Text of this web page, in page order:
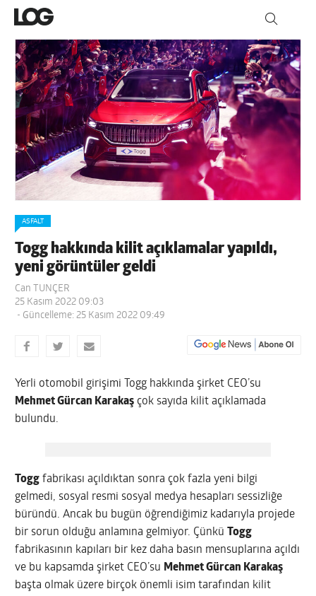
ASFALT
Togg hakkında kilit açıklamalar yapıldı,
yeni görüntüler geldi
Can TUNÇER
25 Kasım 2022 09:03
- Güncelleme: 25 Kasım 2022 09:49
Yerli otomobil girişimi Togg hakkında şirket CEO’su
Mehmet Gürcan Karakaş çok sayıda kilit açıklamada
bulundu.
Togg fabrikası açıldıktan sonra çok fazla yeni bilgi
gelmedi, sosyal resmi sosyal medya hesapları sessizliğe
büründü. Ancak bu bugün öğrendiğimiz kadarıyla projede
bir sorun olduğu anlamına gelmiyor. Çünkü
Togg
fabrikasının kapıları bir kez daha basın mensuplarına açıldı
ve bu kapsamda şirket CEO’su Mehmet Gürcan Karakaş
başta olmak üzere birçok önemli isim tarafından kilit